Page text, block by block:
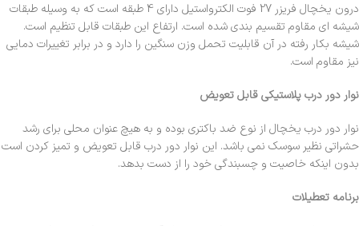
درون یخچال فریزر 27 فوت الکترواستیل دارای 4 طبقه است که به وسیله طبقات
شیشه ای مقاوم تقسیم بندی شده است. ارتفاع این طبقات قابل تنظیم است.
شیشه بکار رفته در آن قابلیت تحمل وزن سنگین را دارد و در برابر تغییرات دمایی
نیز مقاوم است.
نوار دور درب پلاستیکی قابل تعویض
نوار دور درب یخچال از نوع ضد باکتری بوده و به هیچ عنوان محلی برای رشد
حشراتی نظیر سوسک نمی باشد. این نوار دور درب قابل تعویض و تمیز کردن است
بدون اینکه خاصیت و چسبندگی خود را از دست بدهد.
برنامه تعطیلات